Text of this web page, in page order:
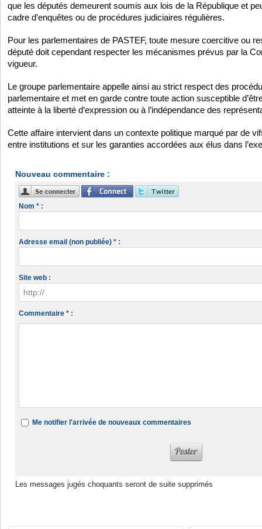
que les députés demeurent soumis aux lois de la République et
cadre d’enquêtes ou de procédures judiciaires régulières.
Pour les parlementaires de PASTEF, toute mesure coercitive ou
député doit cependant respecter les mécanismes prévus par la
vigueur.
Le groupe parlementaire appelle ainsi au strict respect des
parlementaire et met en garde contre toute action susceptible
atteinte à la liberté d’expression ou à l’indépendance des
Cette affaire intervient dans un contexte politique marqué par de
entre institutions et sur les garanties accordées aux élus dans
Nouveau commentaire :
Nom * :
Adresse email (non publiée) * :
Site web :
Commentaire * :
Me notifier l'arrivée de nouveaux commentaires
Les messages jugés choquants seront de suite supprimés